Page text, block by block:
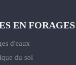
EN FORAGES
d'eaux
du sol